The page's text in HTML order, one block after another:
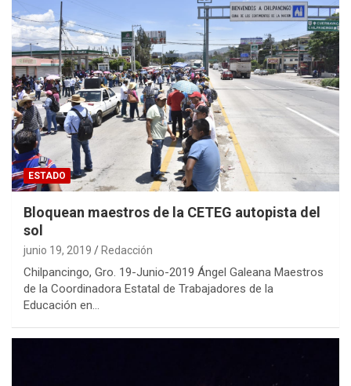
ESTADO
Bloquean maestros de la CETEG autopista del
sol
junio 19, 2019 Redacción
Chilpancingo, Gro. 19-Junio-2019 Ángel Galeana Maestros
de la Coordinadora Estatal de Trabajadores de la
Educación en…